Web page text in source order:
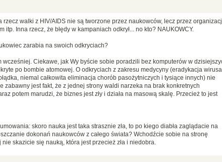
rzecz walki z HIV/AIDS nie są tworzone przez naukowców, lecz przez
Inna rzecz, że błędy w kampaniach odkrył... no kto? NAUKOWCY.
zarabia na swoich odkryciach?
wcześniej. Ciekawe, jak Wy byście sobie poradzili bez komputerów w
po bombie atomowej. O odkryciach z zakresu medycyny (eradykacja wirusa
niemal całkowita eliminacja chorób pasożytniczych i tysiące innych) nie
zabawny jest fakt, że z jednej strony waldi narzeka na brak konkretnych
potem marudzi, że biznes jest zły i działa na masową skalę. Przecież to jest
skoro nauka jest taka strasznie zła, to po kiego diabła zaglądacie na
dokonań naukowców z całego świata? Wchodźcie sobie na stronę
skazicie się nauką, która jest przecież zła i niedobra.